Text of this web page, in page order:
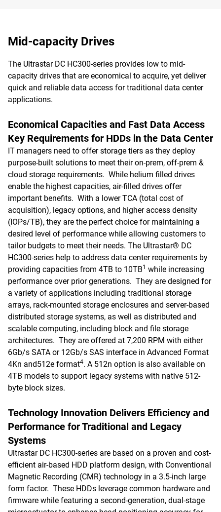
Mid-capacity Drives
The Ultrastar DC HC300-series provides low to mid-
capacity drives that are economical to acquire, yet deliver
quick and reliable data access for traditional data center
applications.
Economical Capacities and Fast Data Access
Key Requirements for HDDs in the Data Center
IT managers need to offer storage tiers as they deploy
purpose-built solutions to meet their on-prem, off-prem &
cloud storage requirements. While helium filled drives
enable the highest capacities, air-filled drives offer
important benefits. With a lower TCA (total cost of
acquisition), legacy options, and higher access density
(IOPs/TB), they are the perfect choice for maintaining a
desired level of performance while allowing customers to
tailor budgets to meet their needs. The Ultrastar® DC
HC300-series help to address data center requirements by
providing capacities from 4TB to 10TB1 while increasing
performance over prior generations. They are designed for
a variety of applications including traditional storage
arrays, rack-mounted storage enclosures and server-based
distributed storage systems, as well as distributed and
scalable computing, including block and file storage
architectures. They are offered at 7,200 RPM with either
6Gb/s SATA or 12Gb/s SAS interface in Advanced Format
4Kn and512e format4. A 512n option is also available on
4TB models to support legacy systems with native 512-
byte block sizes.
Technology Innovation Delivers Efficiency and
Performance for Traditional and Legacy
Systems
Ultrastar DC HC300-series are based on a proven and cost-
efficient air-based HDD platform design, with Conventional
Magnetic Recording (CMR) technology in a 3.5-inch large
form factor. These HDDs leverage common hardware and
firmware while featuring a second-generation, dual-stage